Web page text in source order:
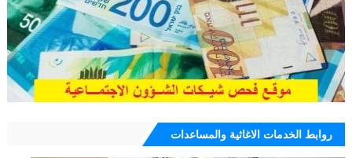
روابط الخدمات الاغاثية والمساعدات